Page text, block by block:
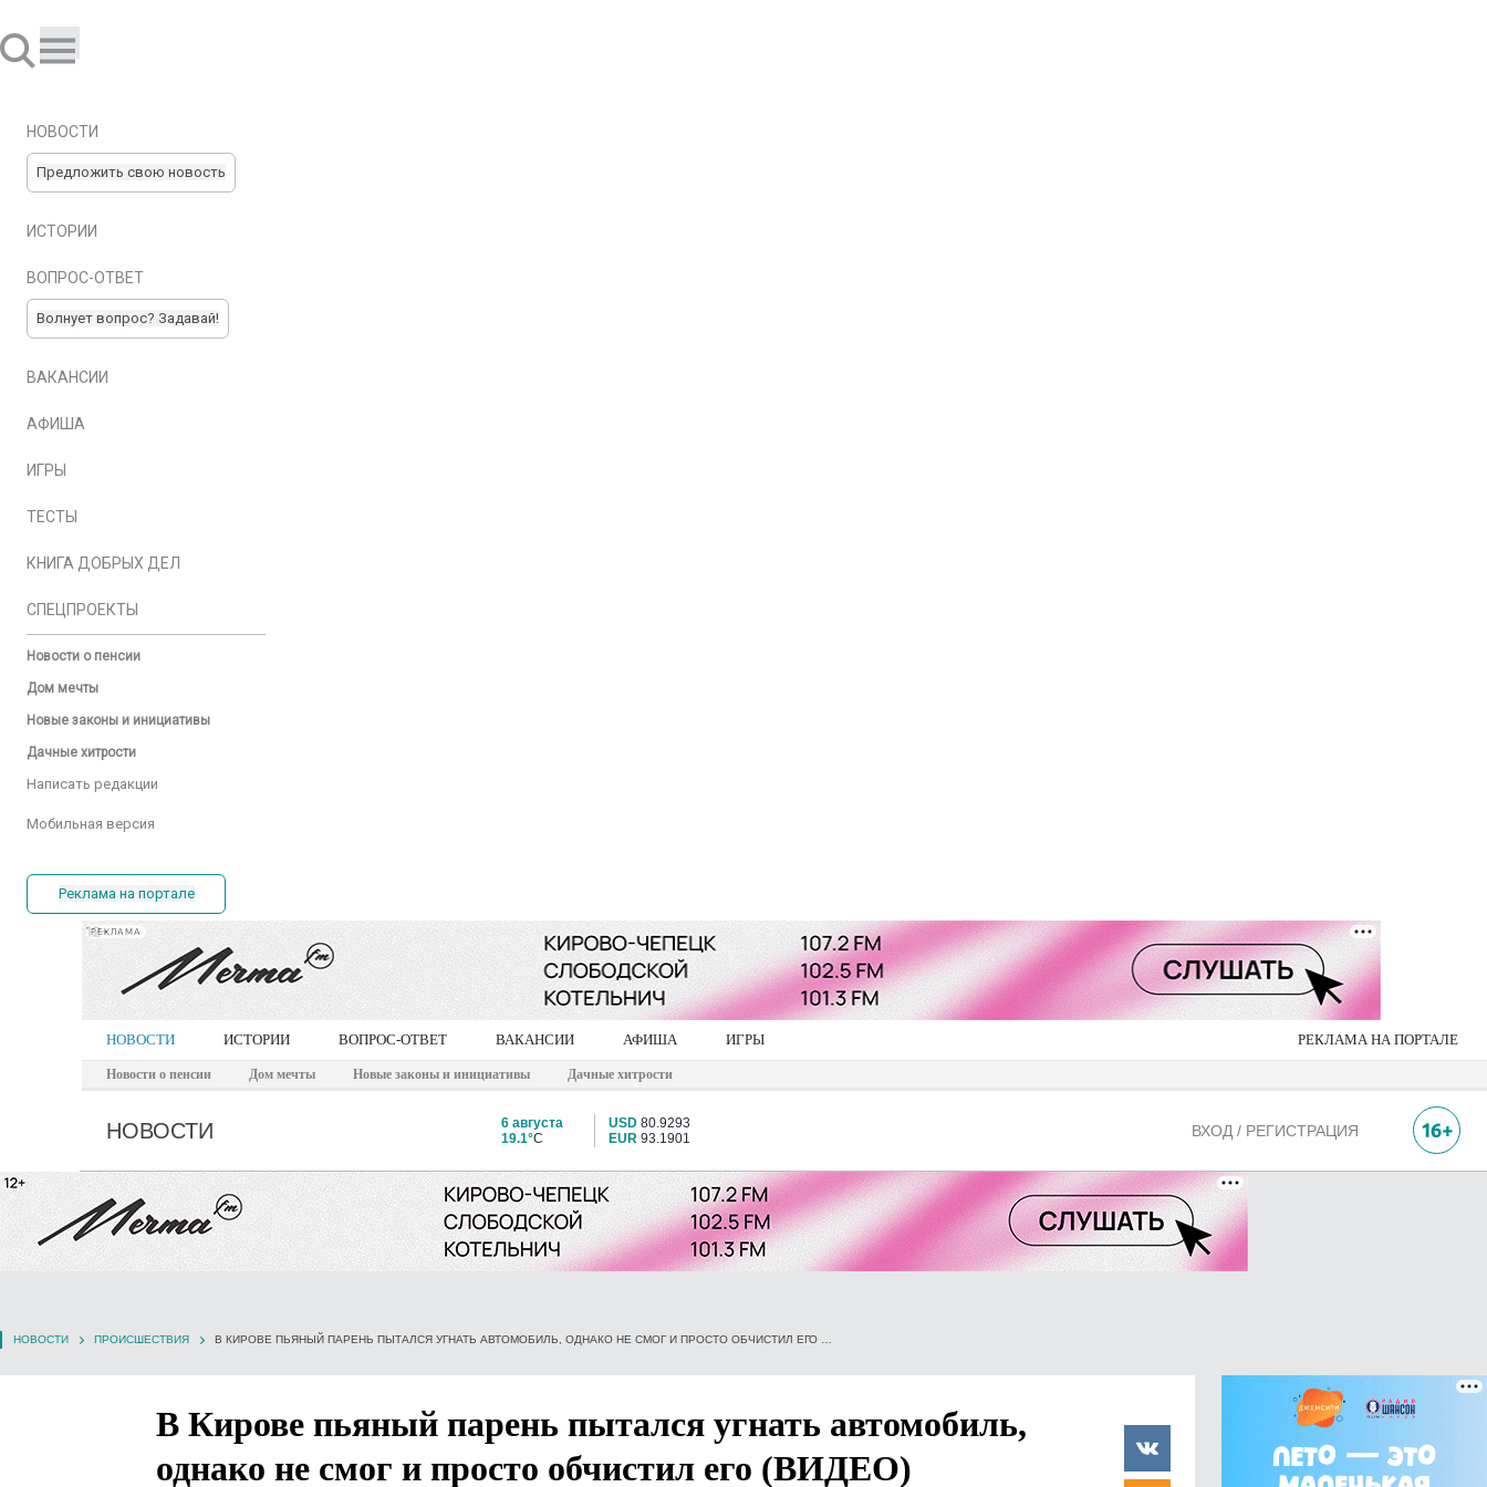
НОВОСТИ
Предложить свою новость
ИСТОРИИ
ВОПРОС-ОТВЕТ
Волнует вопрос? Задавай!
ВАКАНСИИ
АФИША
ИГРЫ
ТЕСТЫ
КНИГА ДОБРЫХ ДЕЛ
СПЕЦПРОЕКТЫ
Новости о пенсии
Дом мечты
Новые законы и инициативы
Дачные хитрости
Написать редакции
Мобильная версия
Реклама на портале
РЕКЛАМА
НОВОСТИ ИСТОРИИ ВОПРОС-ОТВЕТ ВАКАНСИИ АФИША ИГРЫ РЕКЛАМА НА ПОРТАЛЕ
Новости о пенсии Дом мечты Новые законы и инициативы Дачные хитрости
НОВОСТИ
6 августа
19.1°C
USD 80.9293
EUR 93.1901 ВХОД / РЕГИСТРАЦИЯ
НОВОСТИ ПРОИСШЕСТВИЯ
В Кирове пьяный парень пытался угнать автомобиль,
однако не смог и просто обчистил его (ВИДЕО)